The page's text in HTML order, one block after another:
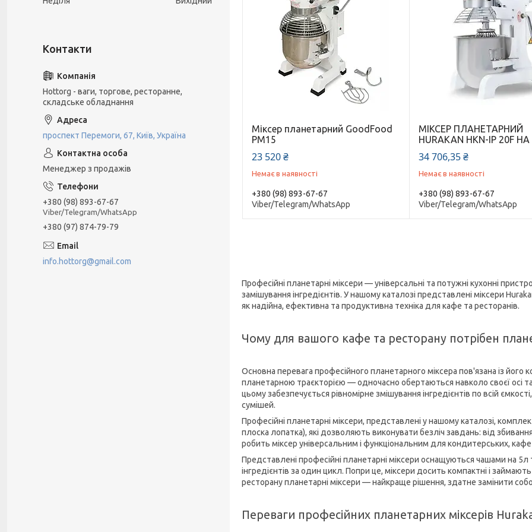
Міксер планетарний GoodFood
PM15
23 520 ₴
Немає в наявності
+380 (98) 893-67-67
Viber/Telegram/WhatsApp
МІКСЕР ПЛАНЕТАРНИЙ
HURAKAN HKN-IP 20F
34 706,35 ₴
Немає в наявності
+380 (98) 893-67-67
Viber/Telegram/WhatsApp
Професійні планетарні міксери — універсальні та потужні кухонні
замішування інгредієнтів. У нашому каталозі представлені міксери
як надійна, ефективна та продуктивна техніка для кафе та ресторанів.
Чому для вашого кафе та ресторану потрібен
Основна перевага професійного планетарного міксера пов'язана із
планетарною траєкторією — одночасно обертаються навколо своєї осі
цьому забезпечується рівномірне змішування інгредієнтів по всій
сумішей.
Професійні планетарні міксери, представлені у нашому каталозі,
плоска лопатка), які дозволяють виконувати безліч завдань: від
робить міксер універсальним і функціональним для кондитерських, кафе
Представлені професійні планетарні міксери оснащуються чашами на
інгредієнтів за один цикл. Попри це, міксери досить компактні і
ресторану планетарні міксери — найкраще рішення, здатне замінити
Переваги професійних планетарних міксерів
Hottorg - ваги, торгове, ресторанне,
складське обладнання
проспект Перемоги, 67, Київ, Україна
Менеджер з продажів
+380 (98) 893-67-67
Viber/Telegram/WhatsApp
+380 (97) 874-79-79
info.hottorg@gmail.com